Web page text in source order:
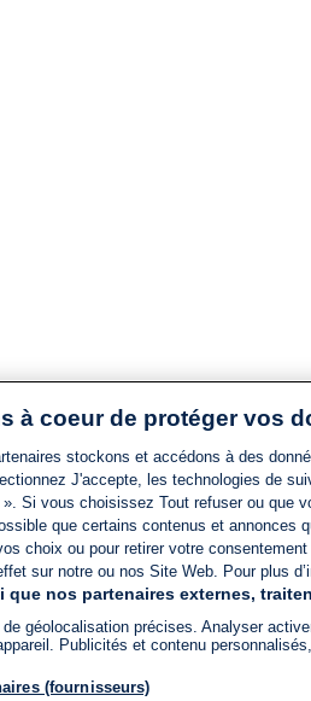
à coeur de protéger vos
stockons et accédons à des
J'accepte, les technologies de
». Si vous choisissez Tout refuser ou
que certains contenus et annonces
choix ou pour retirer votre
sur notre ou nos Site Web. Pour plus
que nos partenaires externes,
géolocalisation précises. Analyser
Publicités et contenu
(fournisseurs)